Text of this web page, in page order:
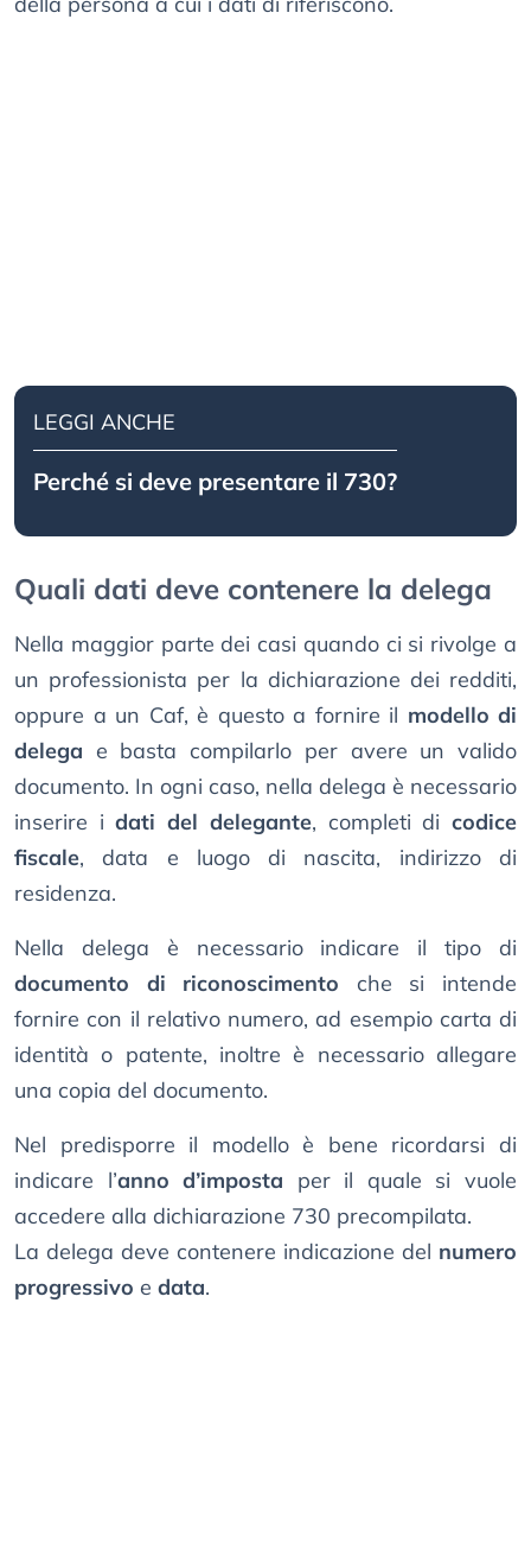
LEGGI ANCHE
Perché si deve presentare il 730?
Quali dati deve contenere la delega
Nella maggior parte dei casi quando ci si rivolge a
un professionista per la dichiarazione dei redditi,
oppure a un Caf, è questo a fornire il modello di
delega e basta compilarlo per avere un valido
documento. In ogni caso, nella delega è necessario
inserire idati del delegante, completi dicodice
fiscale, data e luogo di nascita, indirizzo di
residenza.
Nella delega è necessario indicare il tipo di
documento di riconoscimento che si intende
fornire con il relativo numero, ad esempio carta di
identità o patente, inoltre è necessario allegare
una copia del documento.
Nel predisporre il modello è bene ricordarsi di
indicare l’anno d’imposta per il quale si vuole
accedere alla dichiarazione 730 precompilata.
La delega deve contenere indicazione del numero
progressivo e data.